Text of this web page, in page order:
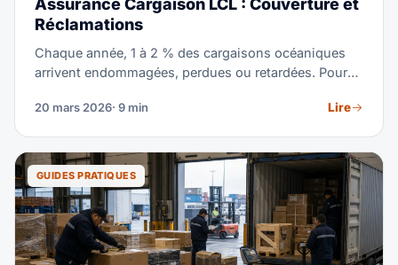
Assurance Cargaison LCL : Couverture et
Réclamations
Chaque année, 1 à 2 % des cargaisons océaniques
arrivent endommagées, perdues ou retardées. Pour
fois ou plus entre l'origine et la destination—le risque
cargaison, combien elle coûte, pourquoi la
responsabilité du transporteur est insuffisante et
comment déposer une réclamation en cas de
problème.
20 mars 2026· 9 min Lire
GUIDES PRATIQUES